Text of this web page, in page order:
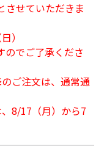
させていただきま
）
のでご了承くださ
ご注文は、通常通
8/17（月）から7